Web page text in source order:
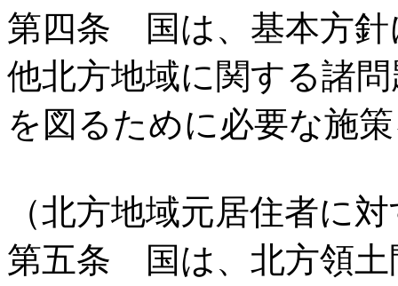
第四条 国は、基本方針
他北方地域に関する諸
を図るために必要な施
（北方地域元居住者に
第五条 国は、北方領土